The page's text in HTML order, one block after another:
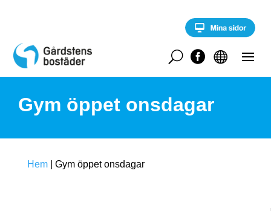
c
n


U
Gym öppet onsdagar
Hem Gym öppet onsdagar